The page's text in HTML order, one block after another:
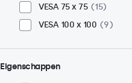
VESA 75 x 75
15
VESA 100 x 100
9
Eigenschappen